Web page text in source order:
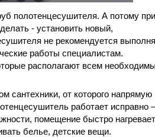
полотенцесушителя. А потому при
- установить новый,
не рекомендуется
работы специалистам.
располагают всем
сантехники, от которого напрямую
работает исправно
помещение быстро
белье, детские вещи.